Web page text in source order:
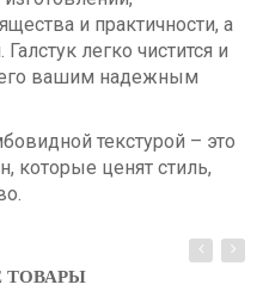
и практичности, а
легко чистится и
вашим надежным
текстурой – это
которые ценят стиль,
ТОВАРЫ